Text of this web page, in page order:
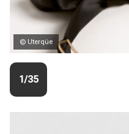
© Uterqüe
1/35